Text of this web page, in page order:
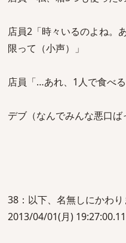
店員2「時々いるのよね。
限って（小声）」
店員「…あれ、1人で食べ
デブ（なんでみんな悪口ば
38：以下、名無しにかわ
2013/04/01(月)